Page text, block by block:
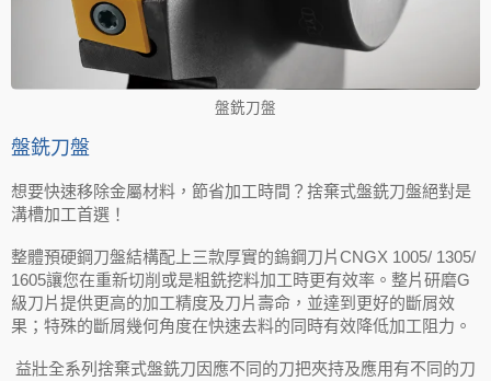
盤銑刀盤
盤銑刀盤
想要快速移除金屬材料，節省加工時間？捨棄式盤銑刀盤絕對是
溝槽加工首選！
整體預硬鋼刀盤結構配上三款厚實的鎢鋼刀片CNGX 1005/ 1305/
1605讓您在重新切削或是粗銑挖料加工時更有效率。整片研磨G
級刀片提供更高的加工精度及刀片壽命，並達到更好的斷屑效
果；特殊的斷屑幾何角度在快速去料的同時有效降低加工阻力。
益壯全系列捨棄式盤銑刀因應不同的刀把夾持及應用有不同的刀